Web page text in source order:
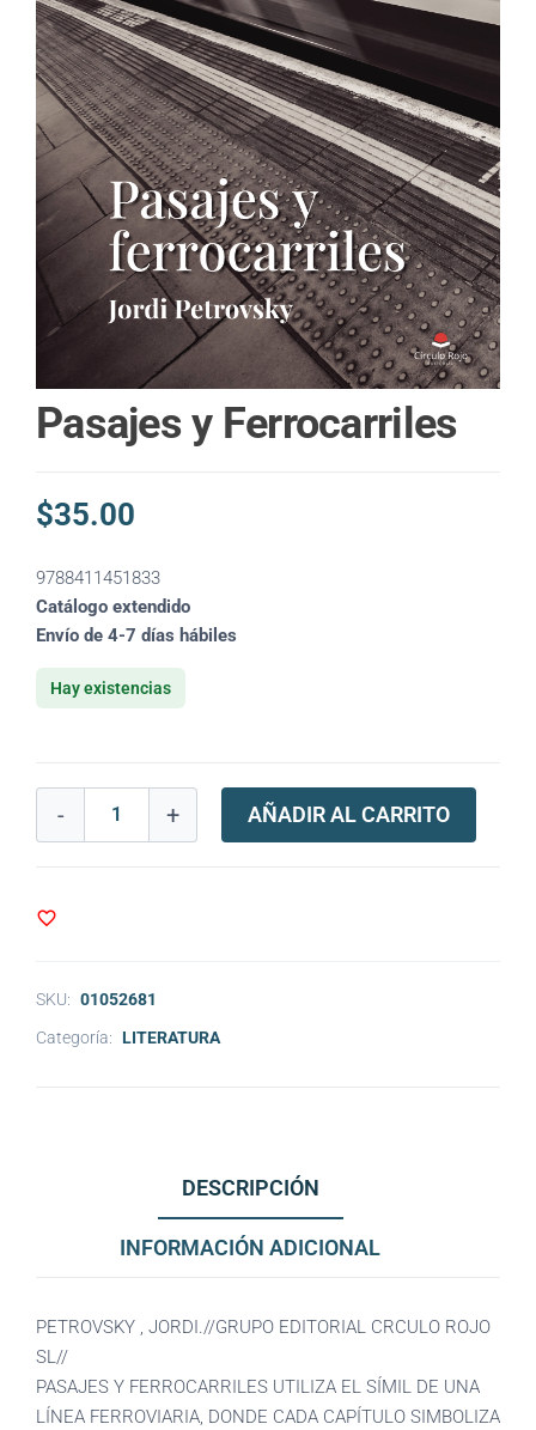
Pasajes y Ferrocarriles
$35.00
9788411451833
Catálogo extendido
Envío de 4-7 días hábiles
Hay existencias
- + AÑADIR AL CARRITO
SKU: 01052681
Categoría: LITERATURA
DESCRIPCIÓN
INFORMACIÓN ADICIONAL
PETROVSKY , JORDI.//GRUPO EDITORIAL CRCULO ROJO
SL//
PASAJES Y FERROCARRILES UTILIZA EL SÍMIL DE UNA
LÍNEA FERROVIARIA, DONDE CADA CAPÍTULO SIMBOLIZA